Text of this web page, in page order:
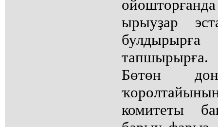
ырыуҙар
Бөтөн
комитеты